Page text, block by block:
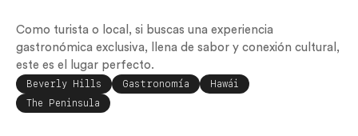
Como turista o local, si buscas una experiencia
gastronómica exclusiva, llena de sabor y conexión cultural,
este es el lugar perfecto.
Beverly Hills Gastronomía
Hawái
The Peninsula